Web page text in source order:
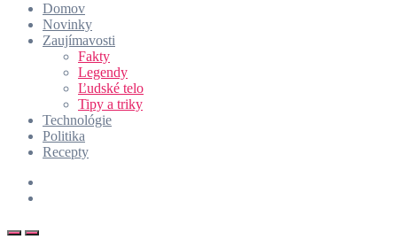
Domov
Novinky
Zaujímavosti
Fakty
Legendy
Ľudské telo
Tipy a triky
Technológie
Politika
Recepty